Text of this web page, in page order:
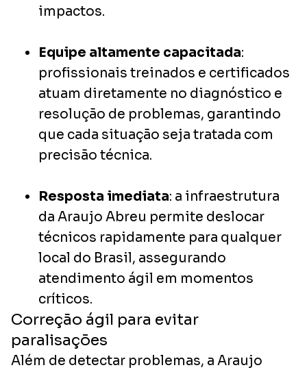
impactos.
Equipe altamente capacitada:
profissionais treinados e certificados
atuam diretamente no diagnóstico e
resolução de problemas, garantindo
que cada situação seja tratada com
precisão técnica.
Resposta imediata: a infraestrutura
da Araujo Abreu permite deslocar
técnicos rapidamente para qualquer
local do Brasil, assegurando
atendimento ágil em momentos
críticos.
Correção ágil para evitar
paralisações
Além de detectar problemas, a Araujo